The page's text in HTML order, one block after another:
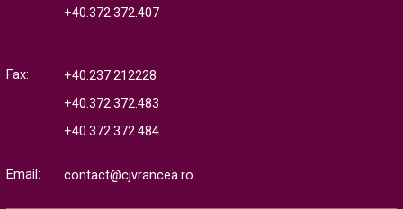
+40.372.372.407
Fax:
+40.237.212228
+40.372.372.483
+40.372.372.484
Email: contact@cjvrancea.ro